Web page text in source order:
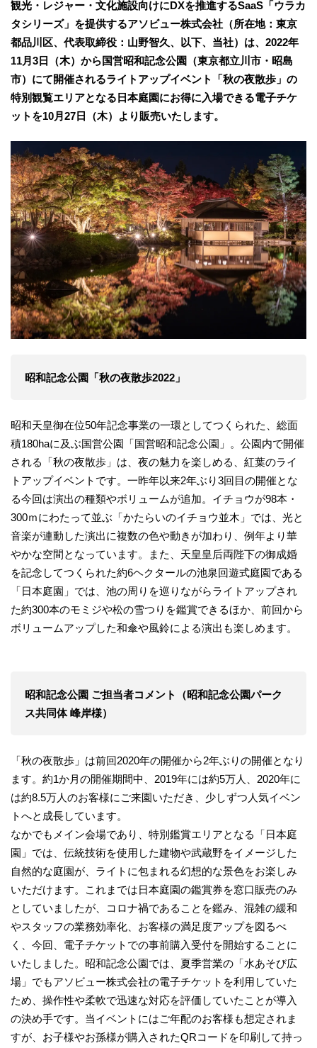
観光・レジャー・文化施設向けにDXを推進するSaaS「ウラカ
タシリーズ」を提供するアソビュー株式会社（所在地：東京
都品川区、代表取締役：山野智久、以下、当社）は、2022年
11月3日（木）から国営昭和記念公園（東京都立川市・昭島
市）にて開催されるライトアップイベント「秋の夜散歩」の
特別観覧エリアとなる日本庭園にお得に入場できる電子チケ
ットを10月27日（木）より販売いたします。
昭和記念公園「秋の夜散歩2022」
昭和天皇御在位50年記念事業の一環としてつくられた、総面
積180haに及ぶ国営公園「国営昭和記念公園」。公園内で開催
される「秋の夜散歩」は、夜の魅力を楽しめる、紅葉のライ
トアップイベントです。一昨年以来2年ぶり3回目の開催とな
る今回は演出の種類やボリュームが追加。イチョウが98本・
300ｍにわたって並ぶ「かたらいのイチョウ並木」では、光と
音楽が連動した演出に複数の色や動きが加わり、例年より華
やかな空間となっています。また、天皇皇后両陛下の御成婚
を記念してつくられた約6ヘクタールの池泉回遊式庭園である
「日本庭園」では、池の周りを巡りながらライトアップされ
た約300本のモミジや松の雪つりを鑑賞できるほか、前回から
ボリュームアップした和傘や風鈴による演出も楽しめます。
昭和記念公園 ご担当者コメント（昭和記念公園パーク
ス共同体 峰岸様）
「秋の夜散歩」は前回2020年の開催から2年ぶりの開催となり
ます。約1か月の開催期間中、2019年には約5万人、2020年に
は約8.5万人のお客様にご来園いただき、少しずつ人気イベン
トへと成長しています。
なかでもメイン会場であり、特別鑑賞エリアとなる「日本庭
園」では、伝統技術を使用した建物や武蔵野をイメージした
自然的な庭園が、ライトに包まれる幻想的な景色をお楽しみ
いただけます。これまでは日本庭園の鑑賞券を窓口販売のみ
としていましたが、コロナ禍であることを鑑み、混雑の緩和
やスタッフの業務効率化、お客様の満足度アップを図るべ
く、今回、電子チケットでの事前購入受付を開始することに
いたしました。昭和記念公園では、夏季営業の「水あそび広
場」でもアソビュー株式会社の電子チケットを利用していた
ため、操作性や柔軟で迅速な対応を評価していたことが導入
の決め手です。当イベントにはご年配のお客様も想定されま
すが、お子様やお孫様が購入されたQRコードを印刷して持っ